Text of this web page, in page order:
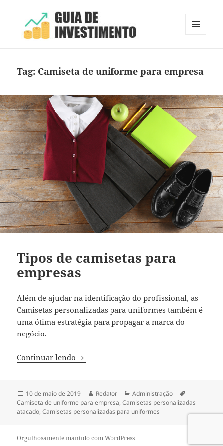
Tag: Camiseta de uniforme para empresa
Tipos de camisetas para
empresas
Além de ajudar na identificação do profissional, as
Camisetas personalizadas para uniformes também é
uma ótima estratégia para propagar a marca do
negócio.
Continuar lendo Tipos de camisetas para empresas
Publicado
em
10 de maio de 2019 Autor
Redator Categorias
Administração
Camiseta de uniforme para empresa,Camisetas personalizadas
atacado,Camisetas personalizadas para uniformes
Orgulhosamente mantido com WordPress